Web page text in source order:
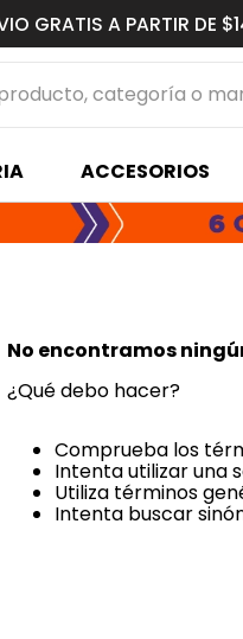
GRATIS A PARTIR
categoría o marca
ACCESORIOS
No encontramos
¿Qué debo hacer?
Comprueba los
Intenta utilizar una
Utiliza términos
Intenta buscar